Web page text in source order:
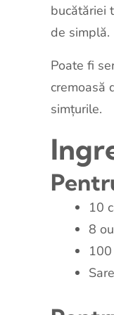
bucătăriei
de simplă.
Poate fi
cremoasă
simțurile.
10
8